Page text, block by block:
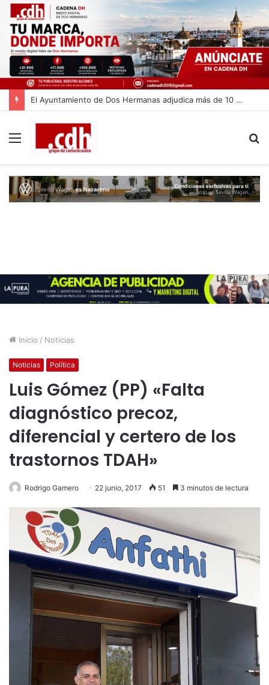
El Ayuntamiento de Dos Hermanas adjudica más de 10 millones de euros para la limpieza de las calles
Inicio / Noticias
Noticias Política
Luis Gómez (PP) «Falta
diagnóstico precoz,
diferencial y certero de los
trastornos TDAH»
Rodrigo Gamero 22 junio, 2017 51 3 minutos de lectura